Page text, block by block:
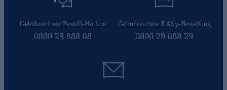
Gebührenfreie Bestell-Hotline
0800 29 888 88
Gebührenfreie EASy-Bestellung
0800 29 888 29